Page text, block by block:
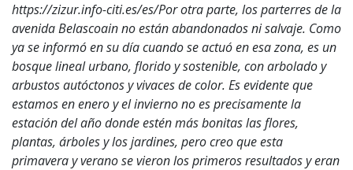
https://zizur.info-citi.es/es/Por otra parte, los parterres de la
avenida Belascoain no están abandonados ni salvaje. Como
ya se informó en su día cuando se actuó en esa zona, es un
bosque lineal urbano, florido y sostenible, con arbolado y
arbustos autóctonos y vivaces de color. Es evidente que
estamos en enero y el invierno no es precisamente la
estación del año donde estén más bonitas las flores,
plantas, árboles y los jardines, pero creo que esta
primavera y verano se vieron los primeros resultados y eran